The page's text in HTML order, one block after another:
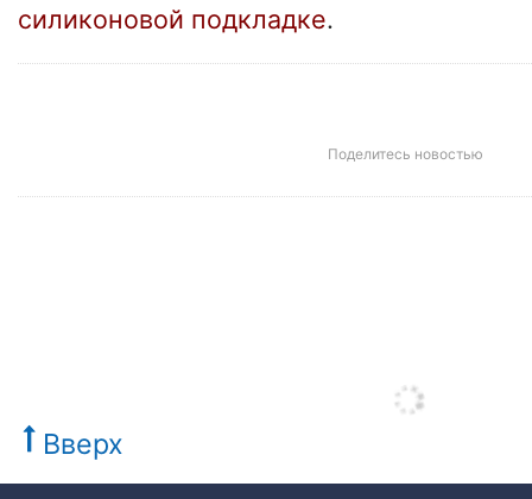
силиконовой подкладке.
Поделитесь новостью
Вверх